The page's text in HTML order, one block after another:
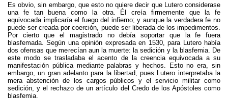
Es obvio, sin embargo, que esto no quiere decir que Lutero considerase
una fe tan buena como la otra. Él creía firmemente que la fe
equivocada implicaría el fuego del infierno; y aunque la verdadera fe no
puede ser creada por coerción, puede ser liberada de los impedimentos.
Por cierto que el magistrado no debía soportar que la fe fuera
blasfemada. Según una opinión expresada en 1530, para Lutero había
dos ofensas que merecían aun la muerte: la sedición y la blasfemia. De
este modo se trasladaba el acento de la creencia equivocada a su
manifestación pública mediante palabras y hechos. Esto no era, sin
embargo, un gran adelanto para la libertad, pues Lutero interpretaba la
mera abstención de los cargos públicos y el servicio militar como
sedición, y el rechazo de un artículo del Credo de los Apóstoles como
blasfemia.